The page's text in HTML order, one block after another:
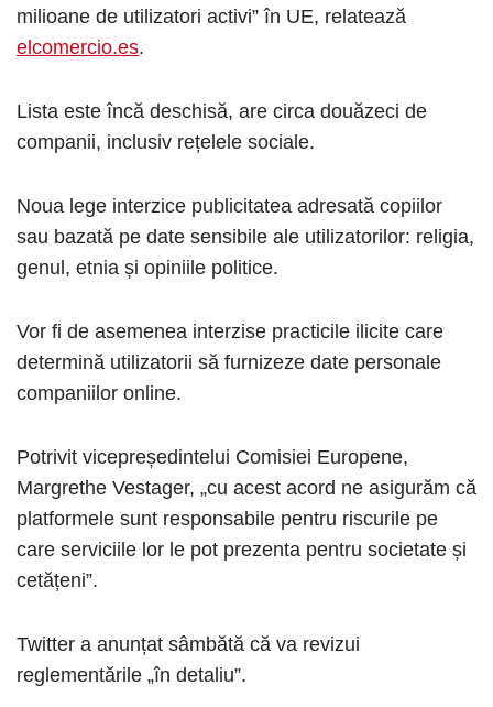
milioane de utilizatori activi” în UE, relatează
elcomercio.es.
Lista este încă deschisă, are circa douăzeci de
companii, inclusiv rețelele sociale.
Noua lege interzice publicitatea adresată copiilor
sau bazată pe date sensibile ale utilizatorilor: religia,
genul, etnia și opiniile politice.
Vor fi de asemenea interzise practicile ilicite care
determină utilizatorii să furnizeze date personale
companiilor online.
Potrivit vicepreședintelui Comisiei Europene,
Margrethe Vestager, „cu acest acord ne asigurăm că
platformele sunt responsabile pentru riscurile pe
care serviciile lor le pot prezenta pentru societate și
cetățeni”.
Twitter a anunțat sâmbătă că va revizui
reglementările „în detaliu”.